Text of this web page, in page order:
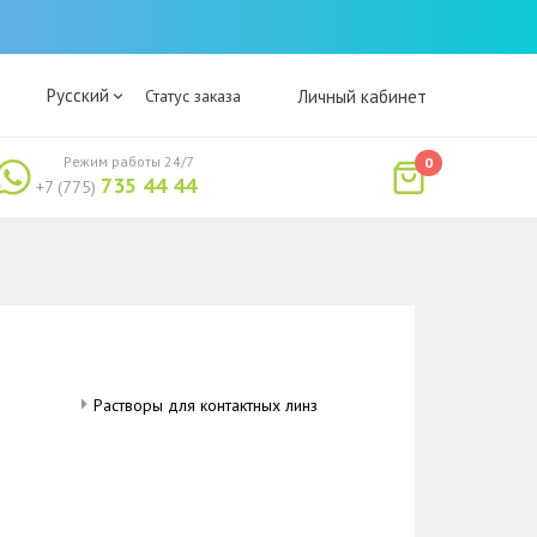
Русский Статус заказа Личный кабинет
+7 (775) 735 44 44
Режим работы 24/7 0
Растворы для контактных линз